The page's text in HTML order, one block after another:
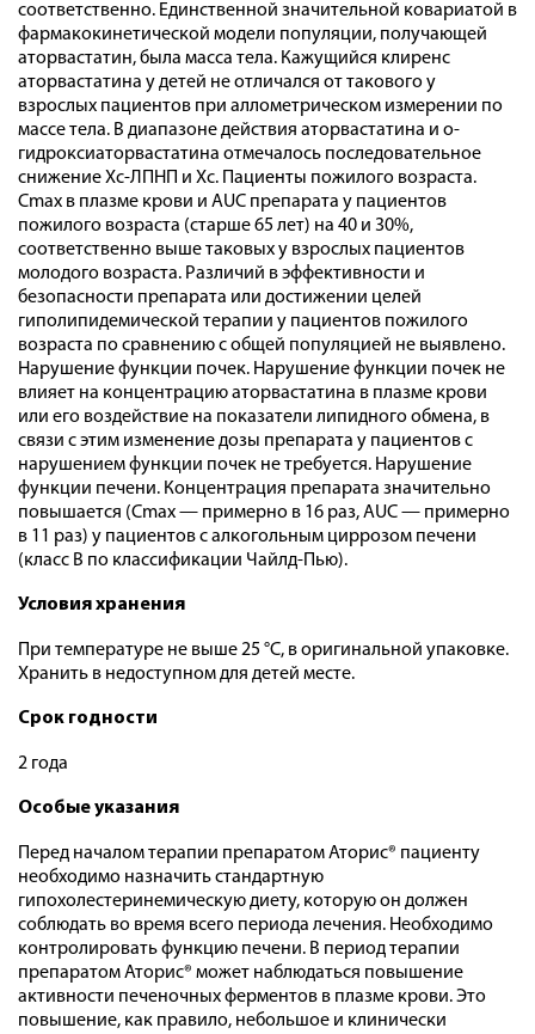
соответственно. Единственной значительной ковариатой в
фармакокинетической модели популяции, получающей
аторвастатин, была масса тела. Кажущийся клиренс
аторвастатина у детей не отличался от такового у
взрослых пациентов при аллометрическом измерении по
массе тела. В диапазоне действия аторвастатина и о-
гидроксиаторвастатина отмечалось последовательное
снижение Хс-ЛПНП и Хс. Пациенты пожилого возраста.
Cmax в плазме крови и AUC препарата у пациентов
пожилого возраста (старше 65 лет) на 40 и 30%,
соответственно выше таковых у взрослых пациентов
молодого возраста. Различий в эффективности и
безопасности препарата или достижении целей
гиполипидемической терапии у пациентов пожилого
возраста по сравнению с общей популяцией не выявлено.
Нарушение функции почек. Нарушение функции почек не
влияет на концентрацию аторвастатина в плазме крови
или его воздействие на показатели липидного обмена, в
связи с этим изменение дозы препарата у пациентов с
нарушением функции почек не требуется. Нарушение
функции печени. Концентрация препарата значительно
повышается (Cmax — примерно в 16 раз, AUC — примерно
в 11 раз) у пациентов с алкогольным циррозом печени
(класс В по классификации Чайлд-Пью).
Условия хранения
При температуре не выше 25 °C, в оригинальной упаковке.
Хранить в недоступном для детей месте.
Срок годности
2 года
Особые указания
Перед началом терапии препаратом Аторис® пациенту
необходимо назначить стандартную
гипохолестеринемическую диету, которую он должен
соблюдать во время всего периода лечения. Необходимо
контролировать функцию печени. В период терапии
препаратом Аторис® может наблюдаться повышение
активности печеночных ферментов в плазме крови. Это
повышение, как правило, небольшое и клинически